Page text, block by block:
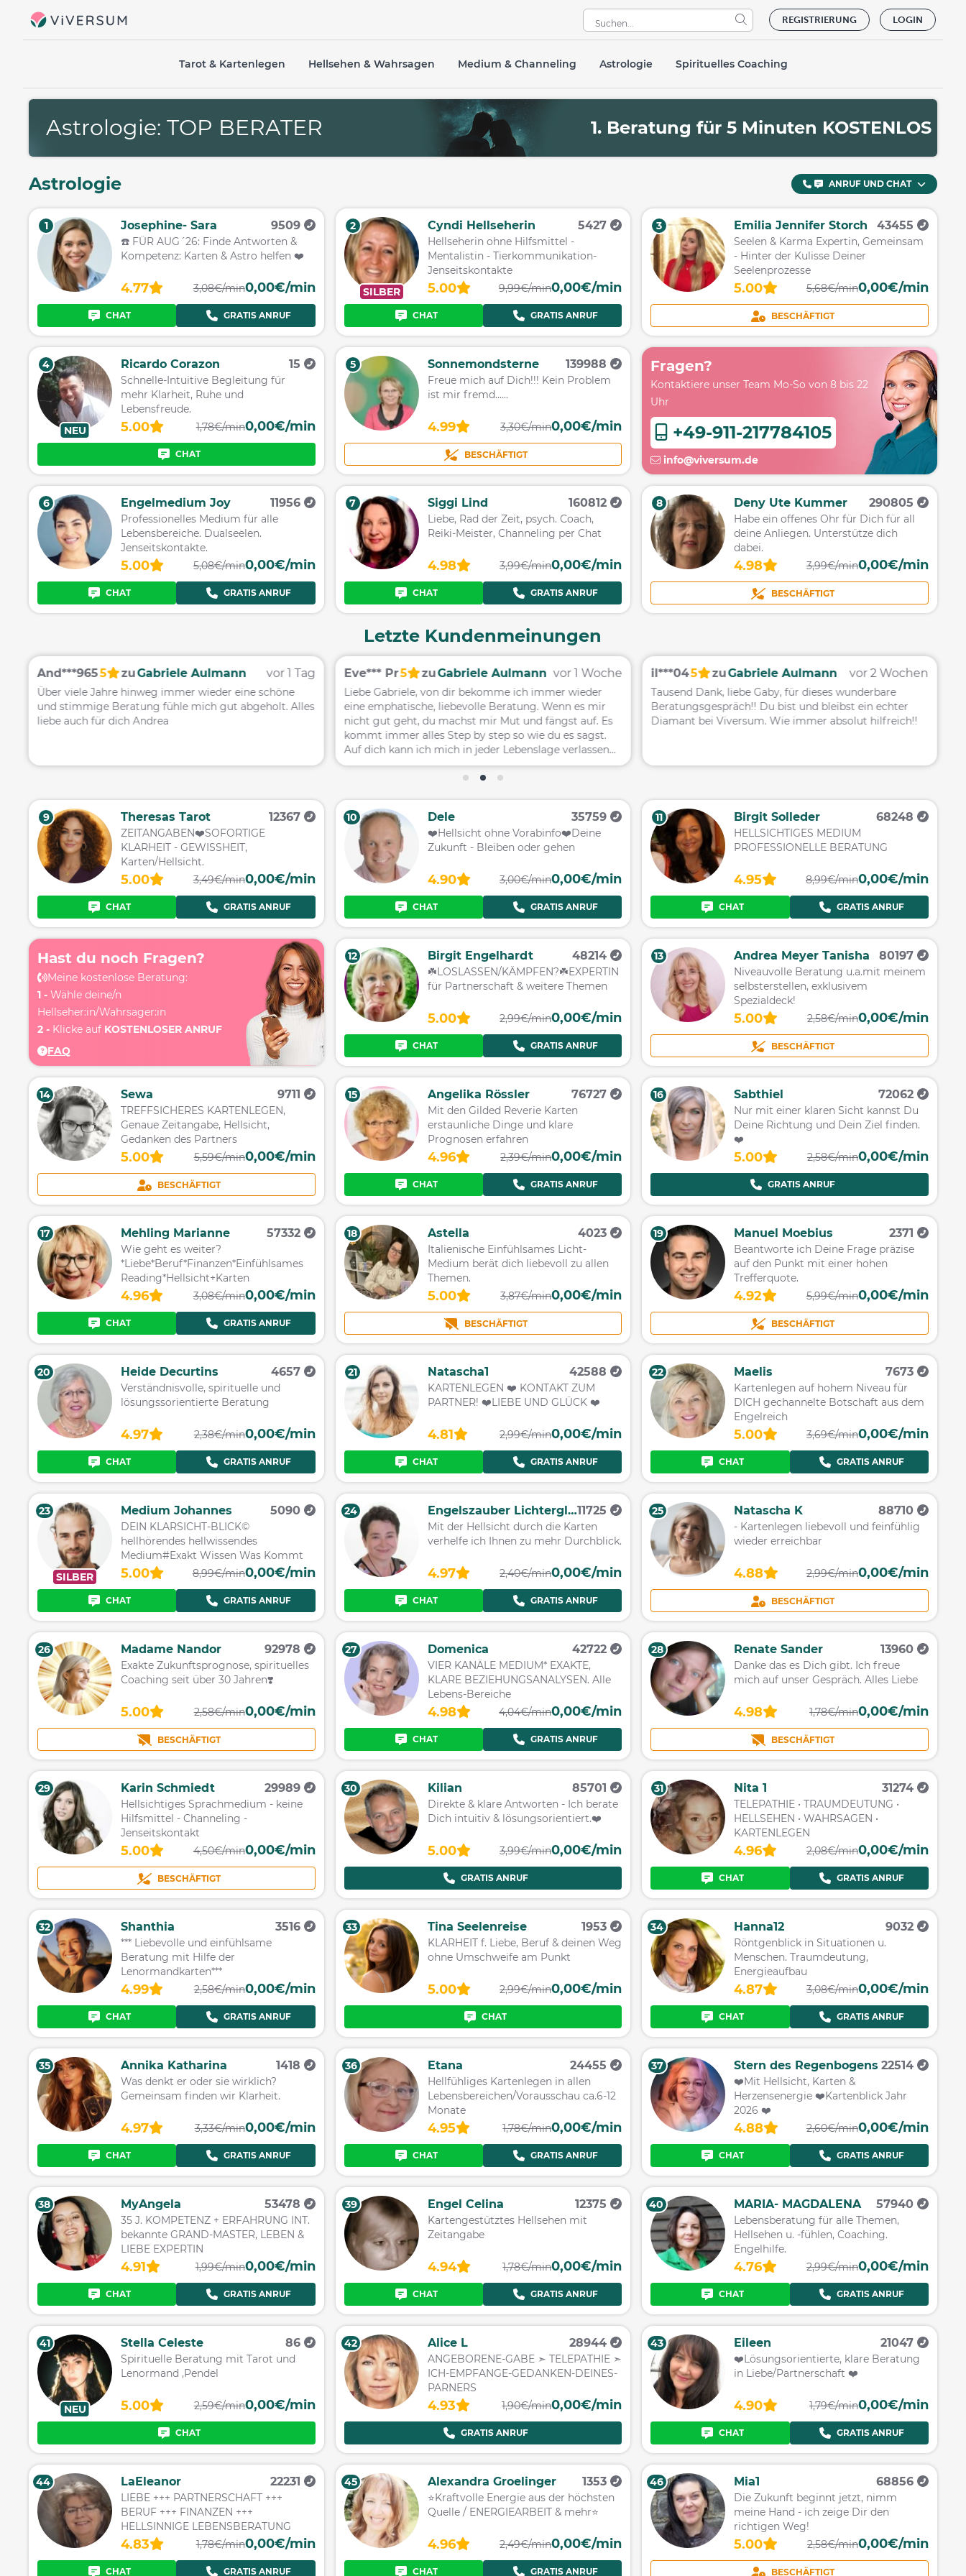
REGISTRIERUNG LOGIN
Tarot & Kartenlegen Hellsehen & Wahrsagen Medium & Channeling Astrologie Spirituelles Coaching
Astrologie: TOP BERATER 1. Beratung für 5 Minuten KOSTENLOS
Astrologie ANRUF UND CHAT
Letzte Kundenmeinungen
And***9655 zuGabriele Aulmann vor 1 Tag
Über viele Jahre hinweg immer wieder eine schöne
und stimmige Beratung fühle mich gut abgeholt. Alles
liebe auch für dich Andrea
Eve*** Pr5 zuGabriele Aulmann vor 1 Woche
Liebe Gabriele, von dir bekomme ich immer wieder
eine emphatische, liebevolle Beratung. Wenn es mir
nicht gut geht, du machst mir Mut und fängst auf. Es
kommt immer alles Step by step so wie du es sagst.
Auf dich kann ich mich in jeder Lebenslage verlassen
und das schon seit vielen Jahren. Fühl dich gedrückt
und ganz viele Grüße von Evelyn
il***045 zuGabriele Aulmann vor 2 Wochen
Tausend Dank, liebe Gaby, für dieses wunderbare
Beratungsgespräch!! Du bist und bleibst ein echter
Diamant bei Viversum. Wie immer absolut hilfreich!!
Fragen?
Kontaktiere unser Team Mo-So von 8 bis 22
Uhr
+49-911-217784105
info@viversum.de
Hast du noch Fragen?
Meine kostenlose Beratung:
1 - Wähle deine/n
Hellseher:in/Wahrsager:in
2 - Klicke auf KOSTENLOSER ANRUF
FAQ
1 Josephine- Sara 9509
☎️ FÜR AUG´26: Finde Antworten &
Kompetenz: Karten & Astro helfen ❤️
4.77 3,08€/min0,00€/min
CHAT GRATIS ANRUF
SILBER
2 Cyndi Hellseherin 5427
Hellseherin ohne Hilfsmittel -
Mentalistin - Tierkommunikation-
Jenseitskontakte
5.00 9,99€/min0,00€/min
CHAT GRATIS ANRUF
3 Emilia Jennifer Storch 43455
Seelen & Karma Expertin, Gemeinsam
- Hinter der Kulisse Deiner
Seelenprozesse
5.00 5,68€/min0,00€/min
BESCHÄFTIGT
NEU
4 Ricardo Corazon 15
Schnelle-Intuitive Begleitung für
mehr Klarheit, Ruhe und
Lebensfreude.
5.00 1,78€/min0,00€/min
CHAT
5 Sonnemondsterne 139988
Freue mich auf Dich!!! Kein Problem
ist mir fremd......
4.99 3,30€/min0,00€/min
BESCHÄFTIGT
6 Engelmedium Joy 11956
Professionelles Medium für alle
Lebensbereiche. Dualseelen.
Jenseitskontakte.
5.00 5,08€/min0,00€/min
CHAT GRATIS ANRUF
7 Siggi Lind 160812
Liebe, Rad der Zeit, psych. Coach,
Reiki-Meister, Channeling per Chat
4.98 3,99€/min0,00€/min
CHAT GRATIS ANRUF
8 Deny Ute Kummer 290805
Habe ein offenes Ohr für Dich für all
deine Anliegen. Unterstütze dich
dabei.
4.98 3,99€/min0,00€/min
BESCHÄFTIGT
9 Theresas Tarot 12367
ZEITANGABEN❤️SOFORTIGE
KLARHEIT - GEWISSHEIT,
Karten/Hellsicht.
5.00 3,49€/min0,00€/min
CHAT GRATIS ANRUF
10 Dele 35759
❤️️Hellsicht ohne Vorabinfo❤️️Deine
Zukunft - Bleiben oder gehen
4.90 3,00€/min0,00€/min
CHAT GRATIS ANRUF
11 Birgit Solleder 68248
HELLSICHTIGES MEDIUM
PROFESSIONELLE BERATUNG
4.95 8,99€/min0,00€/min
CHAT GRATIS ANRUF
12 Birgit Engelhardt 48214
☘️LOSLASSEN/KÄMPFEN?☘️EXPERTIN
für Partnerschaft & weitere Themen
5.00 2,99€/min0,00€/min
CHAT GRATIS ANRUF
13 Andrea Meyer Tanisha 80197
Niveauvolle Beratung u.a.mit meinem
selbsterstellen, exklusivem
Spezialdeck!
5.00 2,58€/min0,00€/min
BESCHÄFTIGT
14 Sewa 9711
TREFFSICHERES KARTENLEGEN,
Genaue Zeitangabe, Hellsicht,
Gedanken des Partners
5.00 5,59€/min0,00€/min
BESCHÄFTIGT
15 Angelika Rössler 76727
Mit den Gilded Reverie Karten
erstaunliche Dinge und klare
Prognosen erfahren
4.96 2,39€/min0,00€/min
CHAT GRATIS ANRUF
16 Sabthiel 72062
Nur mit einer klaren Sicht kannst Du
Deine Richtung und Dein Ziel finden.
❤️
5.00 2,58€/min0,00€/min
GRATIS ANRUF
17 Mehling Marianne 57332
Wie geht es weiter?
*Liebe*Beruf*Finanzen*Einfühlsames
Reading*Hellsicht+Karten
4.96 3,08€/min0,00€/min
CHAT GRATIS ANRUF
18 Astella 4023
Italienische Einfühlsames Licht-
Medium berät dich liebevoll zu allen
Themen.
5.00 3,87€/min0,00€/min
BESCHÄFTIGT
19 Manuel Moebius 2371
Beantworte ich Deine Frage präzise
auf den Punkt mit einer hohen
Trefferquote.
4.92 5,99€/min0,00€/min
BESCHÄFTIGT
20 Heide Decurtins 4657
Verständnisvolle, spirituelle und
lösungssorientierte Beratung
4.97 2,38€/min0,00€/min
CHAT GRATIS ANRUF
21 Natascha1 42588
KARTENLEGEN ❤️ KONTAKT ZUM
PARTNER! ❤️LIEBE UND GLÜCK ❤️
4.81 2,99€/min0,00€/min
CHAT GRATIS ANRUF
22 Maelis 7673
Kartenlegen auf hohem Niveau für
DICH gechannelte Botschaft aus dem
Engelreich
5.00 3,69€/min0,00€/min
CHAT GRATIS ANRUF
SILBER
23 Medium Johannes 5090
DEIN KLARSICHT-BLICK©
hellhörendes hellwissendes
Medium#Exakt Wissen Was Kommt
5.00 8,99€/min0,00€/min
CHAT GRATIS ANRUF
24 Engelszauber Lichterglanz11725
Mit der Hellsicht durch die Karten
verhelfe ich Ihnen zu mehr Durchblick.
4.97 2,40€/min0,00€/min
CHAT GRATIS ANRUF
25 Natascha K 88710
- Kartenlegen liebevoll und feinfühlig
wieder erreichbar
4.88 2,99€/min0,00€/min
BESCHÄFTIGT
26 Madame Nandor 92978
Exakte Zukunftsprognose, spirituelles
Coaching seit über 30 Jahren❣️
5.00 2,58€/min0,00€/min
BESCHÄFTIGT
27 Domenica 42722
VIER KANÄLE MEDIUM* EXAKTE,
KLARE BEZIEHUNGSANALYSEN. Alle
Lebens-Bereiche
4.98 4,04€/min0,00€/min
CHAT GRATIS ANRUF
28 Renate Sander 13960
Danke das es Dich gibt. Ich freue
mich auf unser Gespräch. Alles Liebe
4.98 1,78€/min0,00€/min
BESCHÄFTIGT
29 Karin Schmiedt 29989
Hellsichtiges Sprachmedium - keine
Hilfsmittel - Channeling -
Jenseitskontakt
5.00 4,50€/min0,00€/min
BESCHÄFTIGT
30 Kilian 85701
Direkte & klare Antworten - Ich berate
Dich intuitiv & lösungsorientiert.❤️
5.00 3,99€/min0,00€/min
GRATIS ANRUF
31 Nita 1 31274
TELEPATHIE • TRAUMDEUTUNG •
HELLSEHEN • WAHRSAGEN •
KARTENLEGEN
4.96 2,08€/min0,00€/min
CHAT GRATIS ANRUF
32 Shanthia 3516
*** Liebevolle und einfühlsame
Beratung mit Hilfe der
Lenormandkarten***
4.99 2,58€/min0,00€/min
CHAT GRATIS ANRUF
33 Tina Seelenreise 1953
KLARHEIT f. Liebe, Beruf & deinen Weg
ohne Umschweife am Punkt
5.00 2,99€/min0,00€/min
CHAT
34 Hanna12 9032
Röntgenblick in Situationen u.
Menschen. Traumdeutung,
Energieaufbau
4.87 3,08€/min0,00€/min
CHAT GRATIS ANRUF
35 Annika Katharina 1418
Was denkt er oder sie wirklich?
Gemeinsam finden wir Klarheit.
4.97 3,33€/min0,00€/min
CHAT GRATIS ANRUF
36 Etana 24455
Hellfühliges Kartenlegen in allen
Lebensbereichen/Vorausschau ca.6-12
Monate
4.95 1,78€/min0,00€/min
CHAT GRATIS ANRUF
37 Stern des Regenbogens 22514
❤️Mit Hellsicht, Karten &
Herzensenergie ❤️Kartenblick Jahr
2026 ❤️
4.88 2,60€/min0,00€/min
CHAT GRATIS ANRUF
38 MyAngela 53478
35 J. KOMPETENZ + ERFAHRUNG INT.
bekannte GRAND-MASTER, LEBEN &
LIEBE EXPERTIN
4.91 1,99€/min0,00€/min
CHAT GRATIS ANRUF
39 Engel Celina 12375
Kartengestütztes Hellsehen mit
Zeitangabe
4.94 1,78€/min0,00€/min
CHAT GRATIS ANRUF
40 MARIA- MAGDALENA 57940
Lebensberatung für alle Themen,
Hellsehen u. -fühlen, Coaching.
Engelhilfe.
4.76 2,99€/min0,00€/min
CHAT GRATIS ANRUF
NEU
41 Stella Celeste 86
Spirituelle Beratung mit Tarot und
Lenormand ,Pendel
5.00 2,59€/min0,00€/min
CHAT
42 Alice L 28944
ANGEBORENE-GABE ➣ TELEPATHIE ➣
ICH-EMPFANGE-GEDANKEN-DEINES-
PARNERS
4.93 1,90€/min0,00€/min
GRATIS ANRUF
43 Eileen 21047
❤️Lösungsorientierte, klare Beratung
in Liebe/Partnerschaft ❤️
4.90 1,79€/min0,00€/min
CHAT GRATIS ANRUF
44 LaEleanor 22231
LIEBE +++ PARTNERSCHAFT +++
BERUF +++ FINANZEN +++
HELLSINNIGE LEBENSBERATUNG
4.83 1,78€/min0,00€/min
CHAT GRATIS ANRUF
45 Alexandra Groelinger 1353
⭐️Kraftvolle Energie aus der höchsten
Quelle / ENERGIEARBEIT & mehr⭐️
4.96 2,49€/min0,00€/min
CHAT GRATIS ANRUF
46 Mia1 68856
Die Zukunft beginnt jetzt, nimm
meine Hand - ich zeige Dir den
richtigen Weg!
5.00 2,58€/min0,00€/min
BESCHÄFTIGT